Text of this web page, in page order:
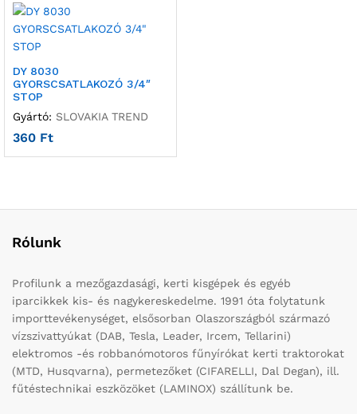
DY 8030
GYORSCSATLAKOZÓ 3/4″
STOP
Gyártó: SLOVAKIA TREND
360 Ft
Rólunk
Profilunk a mezőgazdasági, kerti kisgépek és egyéb
iparcikkek kis- és nagykereskedelme. 1991 óta folytatunk
importtevékenységet, elsősorban Olaszországból származó
vízszivattyúkat (DAB, Tesla, Leader, Ircem, Tellarini)
elektromos -és robbanómotoros fűnyírókat kerti traktorokat
(MTD, Husqvarna), permetezőket (CIFARELLI, Dal Degan), ill.
fűtéstechnikai eszközöket (LAMINOX) szállítunk be.